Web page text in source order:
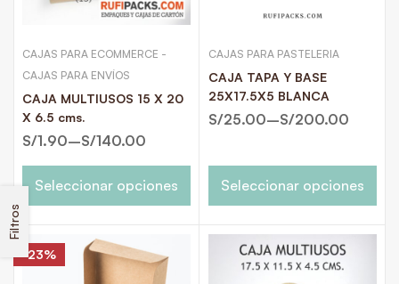
Filtros
CAJAS PARA ECOMMERCE -
CAJAS PARA ENVÍOS
CAJA MULTIUSOS 15 X 20
X 6.5 cms.
S/1.90–S/140.00
Seleccionar opciones
CAJAS PARA PASTELERIA
CAJA TAPA Y BASE
25X17.5X5 BLANCA
S/25.00–S/200.00
Seleccionar opciones
-23%